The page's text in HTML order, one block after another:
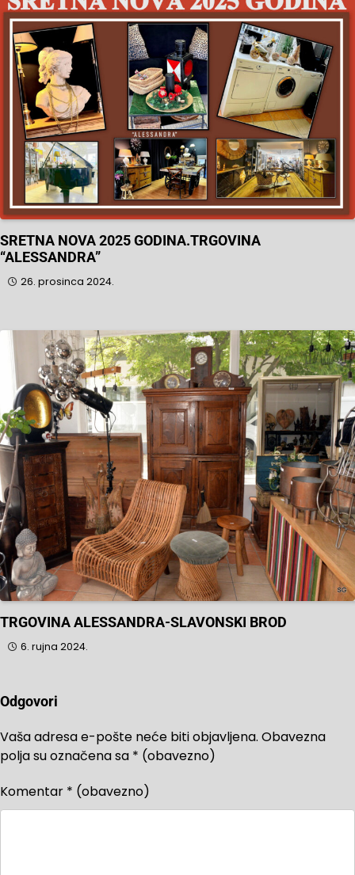
SRETNA NOVA 2025 GODINA.TRGOVINA
“ALESSANDRA”
26. prosinca 2024.
TRGOVINA ALESSANDRA-SLAVONSKI BROD
6. rujna 2024.
Odgovori
Vaša adresa e-pošte neće biti objavljena. Obavezna
polja su označena sa * (obavezno)
Komentar * (obavezno)